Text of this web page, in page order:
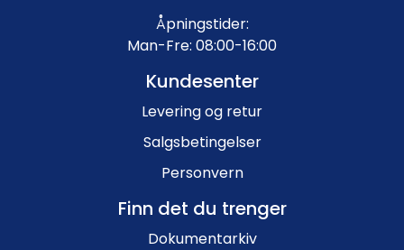
Åpningstider:
Man-Fre: 08:00-16:00
Kundesenter
Levering og retur
Salgsbetingelser
Personvern
Finn det du trenger
Dokumentarkiv